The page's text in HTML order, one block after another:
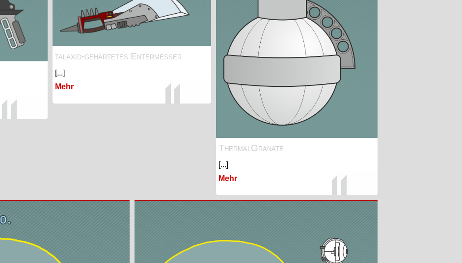
talaxid-gehärtetes Entermesser
[...]
Mehr
ThermalGranate
[...]
Mehr